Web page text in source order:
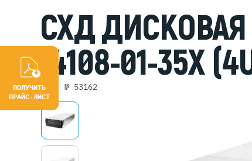
Б/
СХДДИСКОВАЯ
J4108-01-35X
арт. № 53162
ПОЛУЧИТЬ
ПРАЙС-ЛИСТ